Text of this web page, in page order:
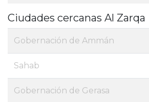
Ciudades cercanas Al Zarqa
Gobernación de Ammán
Sahab
Gobernación de Gerasa